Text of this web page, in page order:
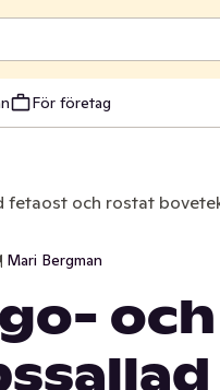
För företag
fetaost och rostat
Mari Bergman
och